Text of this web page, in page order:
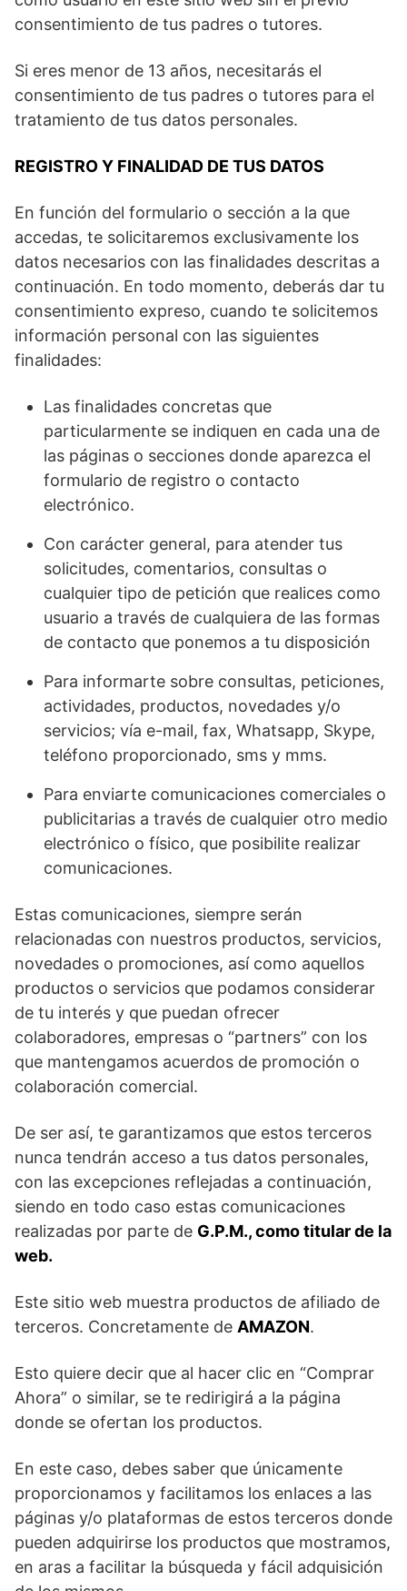
consentimiento de tus padres o tutores.
Si eres menor de 13 años, necesitarás el
consentimiento de tus padres o tutores para el
tratamiento de tus datos personales.
REGISTRO Y FINALIDAD DE TUS DATOS
En función del formulario o sección a la que
accedas, te solicitaremos exclusivamente los
datos necesarios con las finalidades descritas a
continuación. En todo momento, deberás dar tu
consentimiento expreso, cuando te solicitemos
información personal con las siguientes
finalidades:
Las finalidades concretas que
particularmente se indiquen en cada una de
las páginas o secciones donde aparezca el
formulario de registro o contacto
electrónico.
Con carácter general, para atender tus
solicitudes, comentarios, consultas o
cualquier tipo de petición que realices como
usuario a través de cualquiera de las formas
de contacto que ponemos a tu disposición
Para informarte sobre consultas, peticiones,
actividades, productos, novedades y/o
servicios; vía e-mail, fax, Whatsapp, Skype,
teléfono proporcionado, sms y mms.
Para enviarte comunicaciones comerciales o
publicitarias a través de cualquier otro medio
electrónico o físico, que posibilite realizar
comunicaciones.
Estas comunicaciones, siempre serán
relacionadas con nuestros productos, servicios,
novedades o promociones, así como aquellos
productos o servicios que podamos considerar
de tu interés y que puedan ofrecer
colaboradores, empresas o “partners” con los
que mantengamos acuerdos de promoción o
colaboración comercial.
De ser así, te garantizamos que estos terceros
nunca tendrán acceso a tus datos personales,
con las excepciones reflejadas a continuación,
siendo en todo caso estas comunicaciones
realizadas por parte de G.P.M., como titular de la
web.
Este sitio web muestra productos de afiliado de
terceros. Concretamente de AMAZON.
Esto quiere decir que al hacer clic en “Comprar
Ahora” o similar, se te redirigirá a la página
donde se ofertan los productos.
En este caso, debes saber que únicamente
proporcionamos y facilitamos los enlaces a las
páginas y/o plataformas de estos terceros donde
pueden adquirirse los productos que mostramos,
en aras a facilitar la búsqueda y fácil adquisición